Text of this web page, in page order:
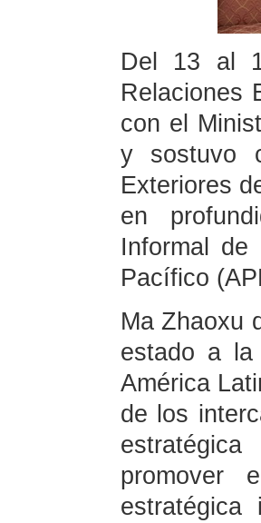
Del 13 al
Relaciones
con el
y sostuvo
Exteriores
en
Informal de
Pacífico
Ma Zhaoxu
estado a la
América
de los
promover